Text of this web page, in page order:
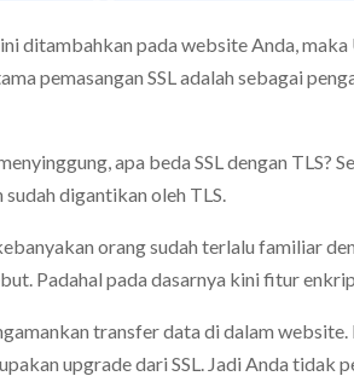
ditambahkan pada website Anda,
pemasangan SSL adalah sebagai
apa beda SSL dengan TLS?
digantikan oleh TLS.
orang sudah terlalu familiar
Padahal pada dasarnya kini fitur
transfer data di dalam
upgrade dari SSL. Jadi Anda tidak